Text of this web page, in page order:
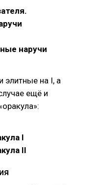
наручи
на I, а
ещё и
I
II